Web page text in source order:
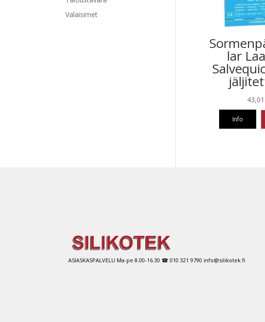
lar
Info
Valaisimet
ASIASKASPALVELU Ma-pe 8.00-16.30 ☎ 010 321 9790 info@silikotek.fi